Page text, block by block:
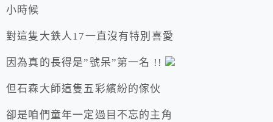
小時候
對這隻大鉄人17一直沒有特別喜愛
因為真的長得是”號呆”第一名 !!
但石森大師這隻五彩繽紛的傢伙
卻是咱們童年一定過目不忘的主角